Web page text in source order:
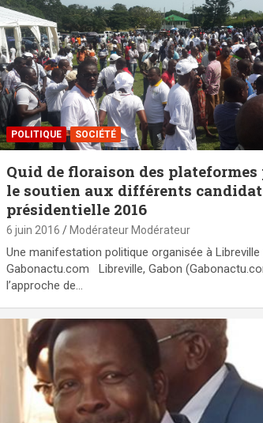
POLITIQUE SOCIÉTÉ
Quid de floraison des plateformes
le soutien aux différents
présidentielle 2016
6 juin 2016 Modérateur Modérateur
Une manifestation politique organisée à Libreville
Gabonactu.com Libreville, Gabon
l’approche de…